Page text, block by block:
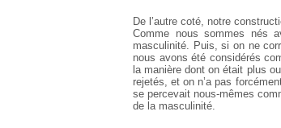
De l’autre coté, notre
Comme nous sommes nés
masculinité. Puis, si on ne
nous avons été considérés
la manière dont on était plus
rejetés, et on n’a pas
se percevait nous-mêmes
de la masculinité.